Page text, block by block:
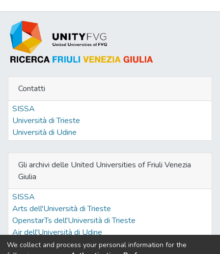
Contatti
SISSA
Università di Trieste
Università di Udine
Gli archivi delle United Universities of Friuli Venezia
Giulia
SISSA
Arts dell'Università di Trieste
OpenstarTs dell'Università di Trieste
Air dell'Università di Udine
We collect and process your personal information for the